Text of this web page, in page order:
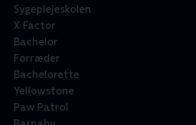
Sygeplejeskolen
X Factor
Bachelor
Forræder
Bachelorette
Yellowstone
Paw Patrol